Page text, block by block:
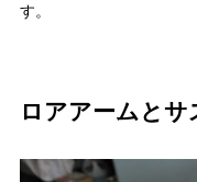
す。
ロアアームと